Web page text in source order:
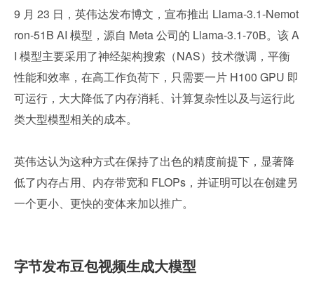
9 月 23 日，英伟达发布博文，宣布推出 Llama-3.1-Nemot
ron-51B AI 模型，源自 Meta 公司的 Llama-3.1-70B。该 A
I 模型主要采用了神经架构搜索（NAS）技术微调，平衡
性能和效率，在高工作负荷下，只需要一片 H100 GPU 即
可运行，大大降低了内存消耗、计算复杂性以及与运行此
类大型模型相关的成本。
英伟达认为这种方式在保持了出色的精度前提下，显著降
低了内存占用、内存带宽和 FLOPs，并证明可以在创建另
一个更小、更快的变体来加以推广。
字节发布豆包视频生成大模型